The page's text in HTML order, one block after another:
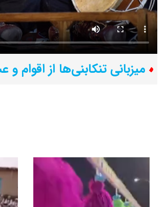
میزبانی تنکابنی‌ها از اقوام و